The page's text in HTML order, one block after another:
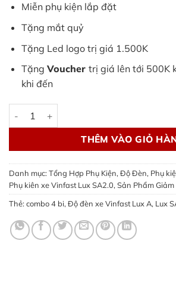
Miễn phụ kiện lắp đặt
Tặng mắt quỷ
Tặng Led logo trị giá 1.500K
Tặng Voucher trị giá lên tới 500K
khi đến
Độ đèn xe Vinfast Lux A, Lux SA |
THÊM VÀO GIỎ
Danh mục: Tổng Hợp Phụ Kiện, Độ Đèn, Phụ
Phụ kiên xe Vinfast Lux SA2.0, Sản Phẩm Giảm
Thẻ: combo 4 bi, Độ đèn xe Vinfast Lux A, Lux